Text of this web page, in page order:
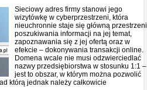
Sieciowy adres firmy stanowi jego
wizytówkę w cyberprzestrzeni, która
nieuchronnie staje się główną
poszukiwania informacji na jej temat,
zapoznawania się z jej ofertą oraz w
efekcie – dokonywania transakcji online.
Domena wcale nie musi odzwierciedlać
nazwy przedsiębiorstwa w stosunku 1:1 –
jest to obszar, w którym można pozwolić
którą jednak należy całkowicie